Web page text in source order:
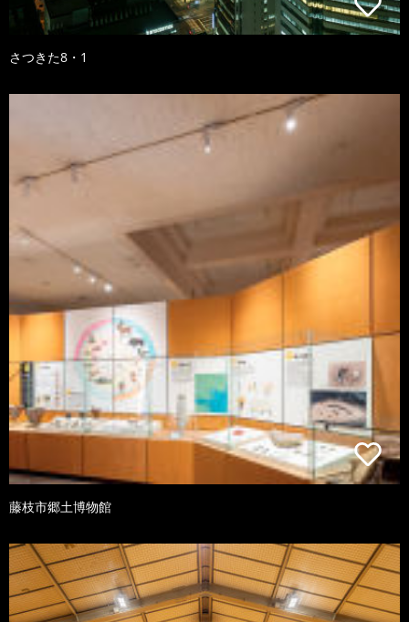
さつきた8・1
藤枝市郷土博物館